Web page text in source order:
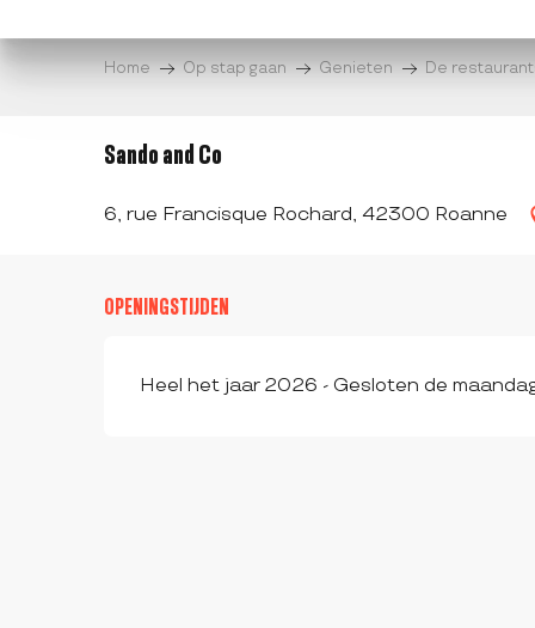
au
Home Op stap gaan Genieten De
Sando and Co
6, rue Francisque Rochard, 42300 Roanne
OPENINGSTIJDEN
Heel het jaar 2026 - Gesloten de